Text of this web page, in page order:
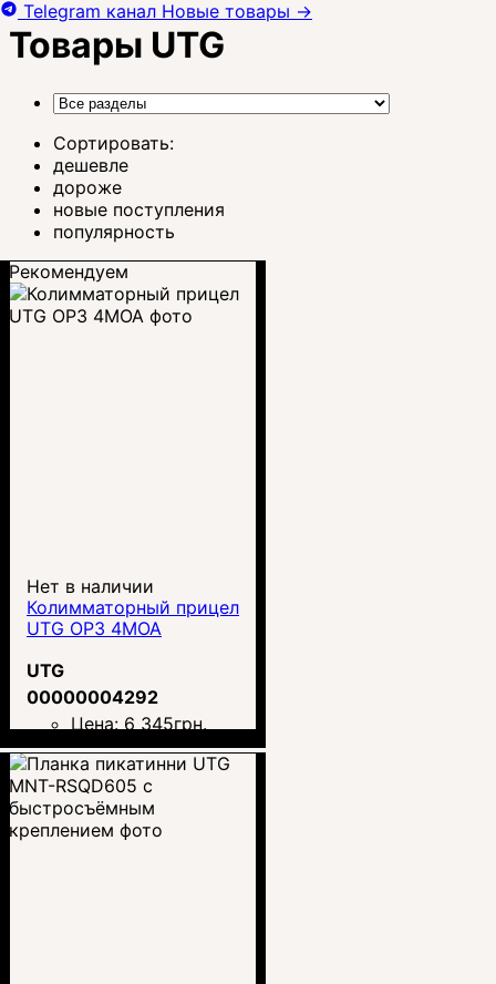
Товары UTG
Сортировать:
дешевле
дороже
новые поступления
популярность
Рекомендуем
Нет в наличии
Колимматорный прицел
UTG OP3 4MOA
UTG
00000004292
Цена: 6 345грн.
Telegram канал Новые товары →